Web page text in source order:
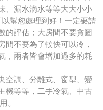
、漏水滴水等等大大小小
幫您處理到好！一定要請
的評估；大房間不要貪圖
間不要為了較快可以冷，
，兩者皆會增加過多的耗
空調、分離式、窗型、變
機等等，二手冷氣、中古
。